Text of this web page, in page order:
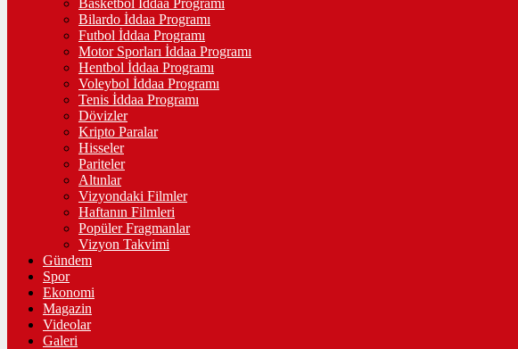
Basketbol İddaa Programı
Bilardo İddaa Programı
Futbol İddaa Programı
Motor Sporları İddaa Programı
Hentbol İddaa Programı
Voleybol İddaa Programı
Tenis İddaa Programı
Dövizler
Kripto Paralar
Hisseler
Pariteler
Altınlar
Vizyondaki Filmler
Haftanın Filmleri
Popüler Fragmanlar
Vizyon Takvimi
Gündem
Spor
Ekonomi
Magazin
Videolar
Galeri